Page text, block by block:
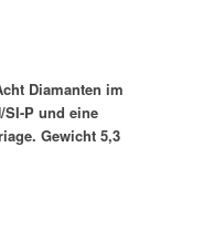
Diamanten im
P und eine
Gewicht 5,3